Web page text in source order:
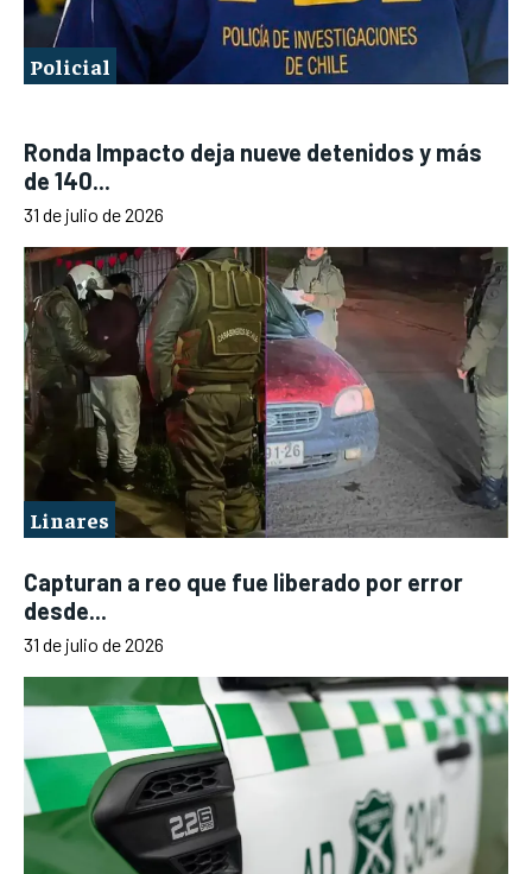
Policial
Ronda Impacto deja nueve detenidos y más
de 140...
31 de julio de 2026
Linares
Capturan a reo que fue liberado por error
desde...
31 de julio de 2026